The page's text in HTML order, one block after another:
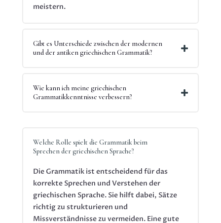
meistern.
Gibt es Unterschiede zwischen der modernen
und der antiken griechischen Grammatik?
Wie kann ich meine griechischen
Grammatikkenntnisse verbessern?
Welche Rolle spielt die Grammatik beim
Sprechen der griechischen Sprache?
Die Grammatik ist entscheidend für das
korrekte Sprechen und Verstehen der
griechischen Sprache. Sie hilft dabei, Sätze
richtig zu strukturieren und
Missverständnisse zu vermeiden. Eine gute